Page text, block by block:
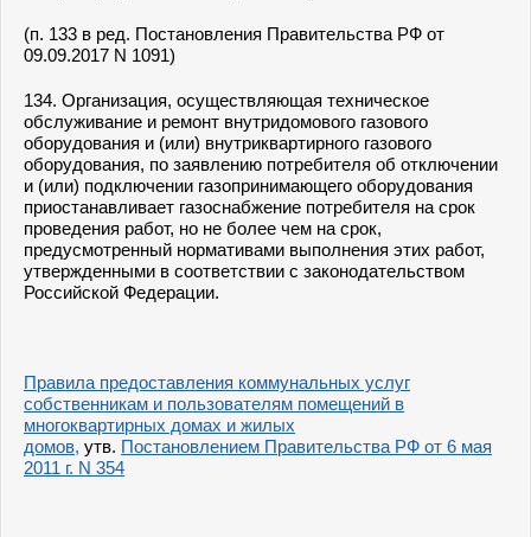
(п. 133 в ред. Постановления Правительства РФ от
09.09.2017 N 1091)
134. Организация, осуществляющая техническое
обслуживание и ремонт внутридомового газового
оборудования и (или) внутриквартирного газового
оборудования, по заявлению потребителя об отключении
и (или) подключении газопринимающего оборудования
приостанавливает газоснабжение потребителя на срок
проведения работ, но не более чем на срок,
предусмотренный нормативами выполнения этих работ,
утвержденными в соответствии с законодательством
Российской Федерации.
Правила предоставления коммунальных услуг
собственникам и пользователям помещений в
многоквартирных домах и жилых
домов, утв. Постановлением Правительства РФ от 6 мая
2011 г. N 354